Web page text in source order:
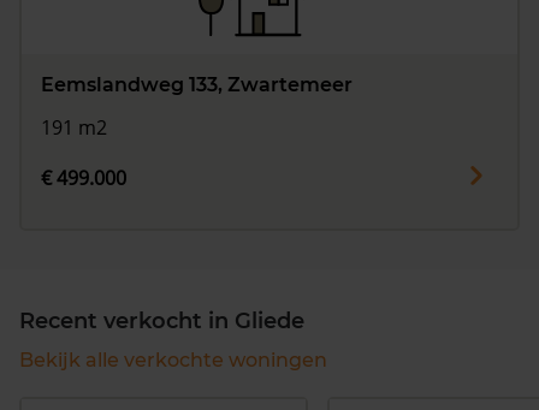
Eemslandweg 133, Zwartemeer
191 m2
€ 499.000
Recent verkocht in Gliede
Bekijk alle verkochte woningen